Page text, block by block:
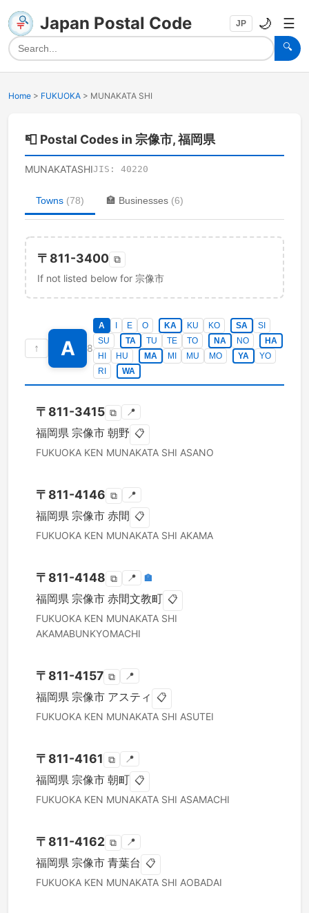
Japan Postal Code
🔍
JP 🌙 ☰
Home > FUKUOKA > MUNAKATA SHI
📮 Postal Codes in 宗像市, 福岡県
MUNAKATASHIJIS: 40220
Towns (78) 🏣 Businesses (6)
〒 811-3400 ⧉
If not listed below for 宗像市
↑ A 8
A E O KA KU KO SA
SI
SU
TA TU TE TO NA NO
HA
HI
HU MA MI MU MO YA
YO
RI
WA
〒 811-3415 ⧉ 📍
福岡県 宗像市 朝野 📋
FUKUOKA KEN MUNAKATA SHI ASANO
〒 811-4146 ⧉ 📍
福岡県 宗像市 赤間 📋
FUKUOKA KEN MUNAKATA SHI AKAMA
〒 811-4148 ⧉ 📍 🏣
福岡県 宗像市 赤間文教町 📋
FUKUOKA KEN MUNAKATA SHI
AKAMABUNKYOMACHI
〒 811-4157 ⧉ 📍
福岡県 宗像市 アスティ 📋
FUKUOKA KEN MUNAKATA SHI ASUTEI
〒 811-4161 ⧉ 📍
福岡県 宗像市 朝町 📋
FUKUOKA KEN MUNAKATA SHI ASAMACHI
〒 811-4162 ⧉ 📍
福岡県 宗像市 青葉台 📋
FUKUOKA KEN MUNAKATA SHI AOBADAI